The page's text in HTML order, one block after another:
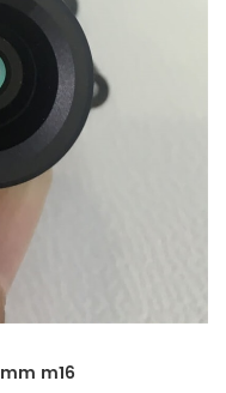
لعدسة الضوء الداكن 4mm m16